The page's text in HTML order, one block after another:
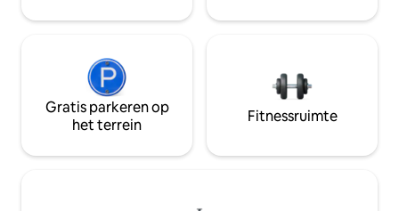
Gratis parkeren op
het terrein
Fitnessruimte